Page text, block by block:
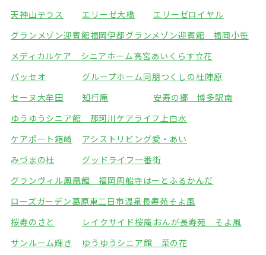
天神山テラス
エリーゼ大橋
エリーゼロイヤル
グランメゾン迎賓館福岡伊都グランメゾン迎賓館 福岡小笹
メディカルケア シニアホーム高宮あいくらす立花
パッセオ
グループホーム同朋つくしの杜陣原
セーヌ大牟田
知行庵
安寿の郷 博多駅南
ゆうゆうシニア館 那珂川 ケアライフ上白水
ケアポート箱崎
アシストリビング愛・あい
みづまの杜
グッドライフ一番街
グランヴィル鳳凰館 福岡周船寺はーとふるかんだ
ローズガーデン葛原東二日市温泉長寿苑そよ風
桜寿のさと
レイクサイド桜庵 おんが長寿苑 そよ風
サンルーム輝き
ゆうゆうシニア館 菜の花